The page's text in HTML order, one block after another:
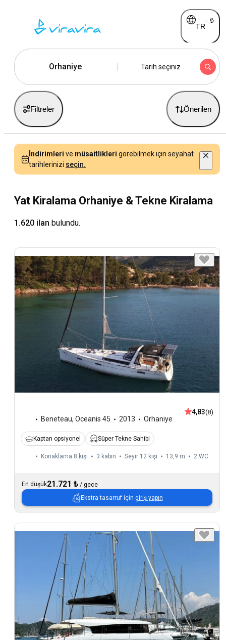
TR
- ₺
Orhaniye Tarih seçiniz
Filtreler Önerilen
İndirimleri ve müsaitlikleri görebilmek için seyahat
tarihlerinizi seçin.
Yat Kiralama Orhaniye & Tekne Kiralama
1.620 ilan bulundu.
Beneteau, Oceanis 45 2013 Orhaniye
4,83(8)
Kaptan opsiyonel Süper Tekne Sahibi
Konaklama 8 kişi 3 kabin Seyir 12 kişi 13,9 m 2 WC
En düşük21.721 ₺ / gece
Ekstra tasarruf için giriş yapın